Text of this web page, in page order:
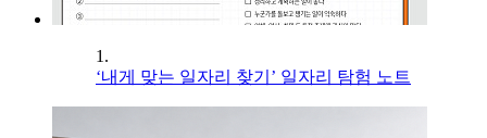
1.
‘내게 맞는 일자리 찾기’ 일자리 탐험 노트